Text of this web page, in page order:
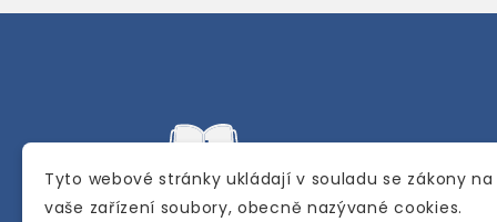
Tyto webové stránky ukládají v souladu se zákony na
vaše zařízení soubory, obecně nazývané cookies.